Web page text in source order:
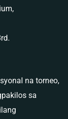
na torneo,
sa